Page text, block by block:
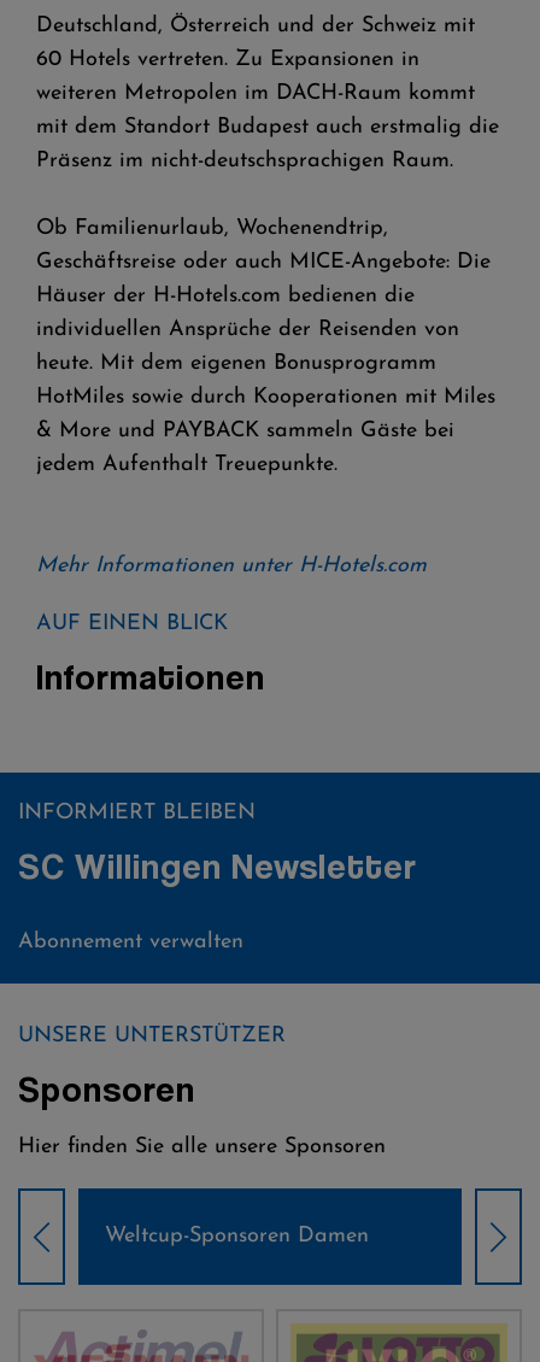
Deutschland, Österreich und der Schweiz mit
60 Hotels vertreten. Zu Expansionen in
weiteren Metropolen im DACH-Raum kommt
mit dem Standort Budapest auch erstmalig die
Präsenz im nicht-deutschsprachigen Raum.
Ob Familienurlaub, Wochenendtrip,
Geschäftsreise oder auch MICE-Angebote: Die
Häuser der H-Hotels.com bedienen die
individuellen Ansprüche der Reisenden von
heute. Mit dem eigenen Bonusprogramm
HotMiles sowie durch Kooperationen mit Miles
& More und PAYBACK sammeln Gäste bei
jedem Aufenthalt Treuepunkte.
Mehr Informationen unter H-Hotels.com
AUF EINEN BLICK
Informationen
INFORMIERT BLEIBEN
SC Willingen Newsletter
Abonnement verwalten
UNSERE UNTERSTÜTZER
Sponsoren
Hier finden Sie alle unsere Sponsoren
Weltcup-Sponsoren Damen